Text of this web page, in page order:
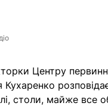
Центру
столи, майже все